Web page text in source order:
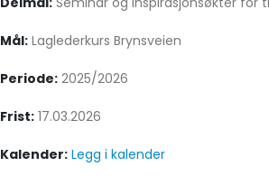
Mål: Laglederkurs Brynsveien
Periode: 2025/2026
Frist: 17.03.2026
Kalender: Legg i kalender